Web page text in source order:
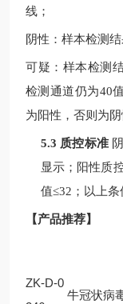
线；
阴性：样本检测
可疑：样本检测
检测通道仍为40
为阳性，否则为阴
5.3 质控标准
显示；阳性质
值≤32 ；以上
【产品推荐】
ZK-D-0
牛冠状病